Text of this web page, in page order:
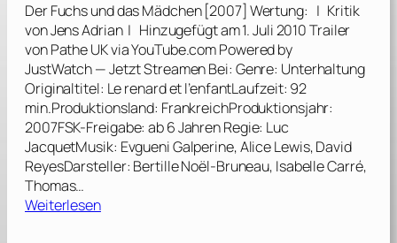
Der Fuchs und das Mädchen [2007] Wertung: | Kritik
von Jens Adrian | Hinzugefügt am 1. Juli 2010 Trailer
von Pathe UK via YouTube.com Powered by
JustWatch — Jetzt Streamen Bei: Genre: Unterhaltung
Originaltitel: Le renard et l’enfantLaufzeit: 92
min.Produktionsland: FrankreichProduktionsjahr:
2007FSK-Freigabe: ab 6 Jahren Regie: Luc
JacquetMusik: Evgueni Galperine, Alice Lewis, David
ReyesDarsteller: Bertille Noël-Bruneau, Isabelle Carré,
Thomas…
Weiterlesen: